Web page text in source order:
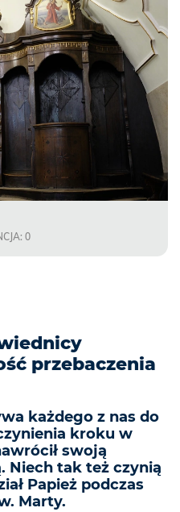
0
przebaczenia
każdego z nas do
kroku w
swoją
Niech tak też czynią
Papież podczas
Marty.